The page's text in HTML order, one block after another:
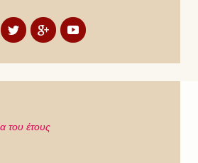
του έτους